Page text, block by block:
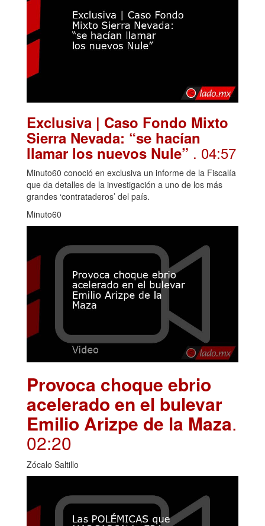
Exclusiva | Caso Fondo Mixto
Sierra Nevada: “se hacían
llamar los nuevos Nule” . 04:57
Minuto60 conoció en exclusiva un informe de la Fiscalía
que da detalles de la investigación a uno de los más
grandes ‘contrataderos’ del país.
Minuto60
Provoca choque ebrio
acelerado en el bulevar
Emilio Arizpe de la Maza.
02:20
Zócalo Saltillo